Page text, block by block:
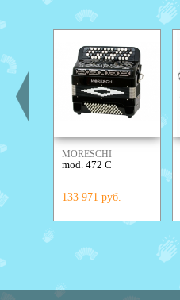
MORESCHI
mod. 472 C
133 971 руб.